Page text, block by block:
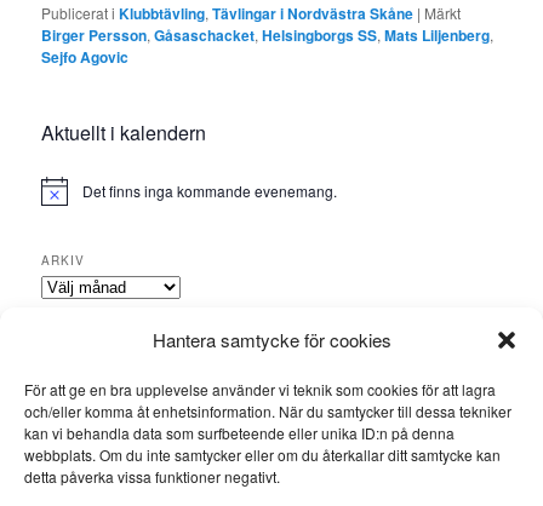
Hantera samtycke för cookies
För att ge en bra upplevelse använder vi teknik som cookies för att lagra
och/eller komma åt enhetsinformation. När du samtycker till dessa tekniker
kan vi behandla data som surfbeteende eller unika ID:n på denna
webbplats. Om du inte samtycker eller om du återkallar ditt samtycke kan
detta påverka vissa funktioner negativt.
Publicerat i Klubbtävling,Tävlingar i Nordvästra Skåne | Märkt
Birger Persson,Gåsaschacket,Helsingborgs SS,Mats Liljenberg,
Sejfo Agovic
Aktuellt i kalendern
Det finns inga kommande evenemang.
ARKIV
Arkiv
ADMINISTRATION
Logga in
Flöde för inlägg